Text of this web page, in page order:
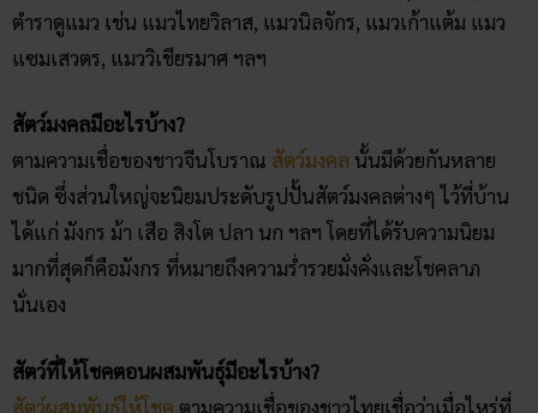
ตำราดูแมว เช่น แมวไทยวิลาส, แมวนิลจักร, แมวเก้าแต้ม แมว
แซมเสวตร, แมววิเชียรมาศ ฯลฯ
สัตว์มงคลมีอะไรบ้าง?
ตามความเชื่อของชาวจีนโบราณ สัตว์มงคล นั้นมีด้วยกันหลาย
ชนิด ซึ่งส่วนใหญ่จะนิยมประดับรูปปั้นสัตว์มงคลต่างๆ ไว้ที่บ้าน
ได้แก่ มังกร ม้า เสือ สิงโต ปลา นก ฯลฯ โดยที่ได้รับความนิยม
มากที่สุดก็คือมังกร ที่หมายถึงความร่ำรวยมั่งคั่งและโชคลาภ
นั่นเอง
สัตว์ที่ให้โชคตอนผสมพันธุ์มีอะไรบ้าง?
สัตว์ผสมพันธุ์ให้โชค ตามความเชื่อของชาวไทยเชื่อว่าเมื่อไหร่ที่